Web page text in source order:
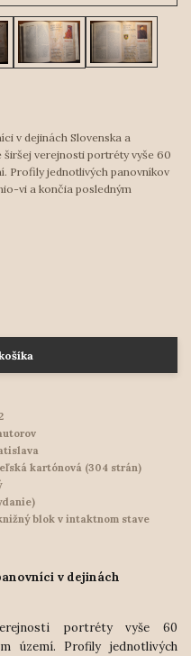
v dejinách Slovenska a
širšej verejnosti portréty vyše 60
Profily jednotlivých panovníkov
vi a končia posledným
kartónová (304 strán)
blok v intaktnom stave
v dejinách
portréty vyše 60
území. Profily jednotlivých